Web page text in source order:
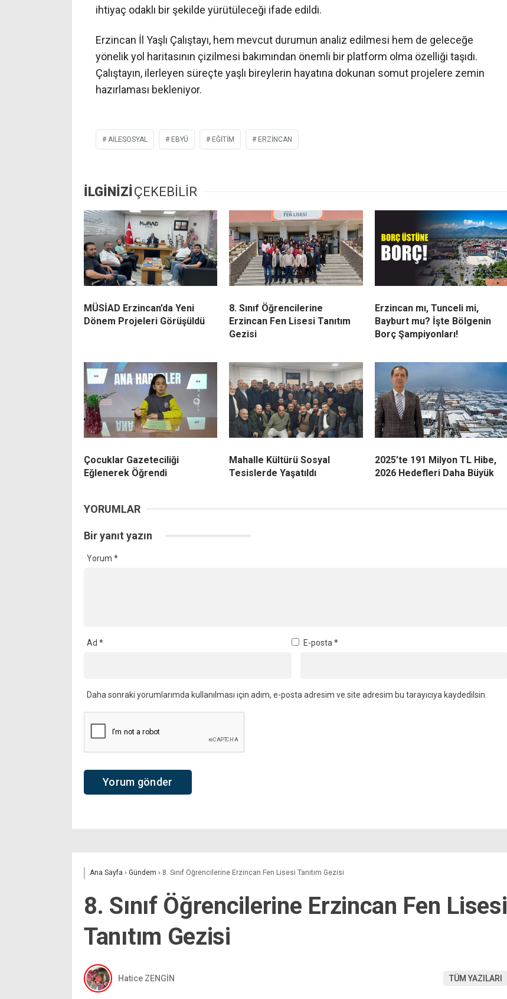
ihtiyaç odaklı bir şekilde yürütüleceği ifade edildi.
Erzincan İl Yaşlı Çalıştayı, hem mevcut durumun analiz edilmesi hem de geleceğe
yönelik yol haritasının çizilmesi bakımından önemli bir platform olma özelliği taşıdı.
Çalıştayın, ilerleyen süreçte yaşlı bireylerin hayatına dokunan somut projelere zemin
hazırlaması bekleniyor.
AİLESOSYAL EBYÜ EĞITIM ERZİNCAN
İLGİNİZİ ÇEKEBİLİR
MÜSİAD Erzincan’da Yeni
Dönem Projeleri Görüşüldü
8. Sınıf Öğrencilerine
Erzincan Fen Lisesi Tanıtım
Gezisi
Erzincan mı, Tunceli mi,
Bayburt mu? İşte Bölgenin
Borç Şampiyonları!
Çocuklar Gazeteciliği
Eğlenerek Öğrendi
Mahalle Kültürü Sosyal
Tesislerde Yaşatıldı
2025’te 191 Milyon TL Hibe,
2026 Hedefleri Daha Büyük
YORUMLAR
Bir yanıt yazın
Yorum *
Ad * E-posta *
Daha sonraki yorumlarımda kullanılması için adım, e-posta adresim ve site adresim bu tarayıcıya kaydedilsin.
Ana Sayfa › Gündem › 8. Sınıf Öğrencilerine Erzincan Fen Lisesi Tanıtım Gezisi
8. Sınıf Öğrencilerine Erzincan Fen Lisesi
Tanıtım Gezisi
Hatice ZENGİN TÜM YAZILARI